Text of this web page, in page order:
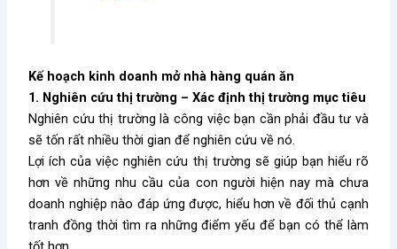
Kế hoạch kinh doanh mở nhà hàng quán ăn
1. Nghiên cứu thị trường – Xác định thị trường mục tiêu
Nghiên cứu thị trường là công việc bạn cần phải đầu tư và
sẽ tốn rất nhiều thời gian để nghiên cứu về nó.
Lợi ích của việc nghiên cứu thị trường sẽ giúp bạn hiểu rõ
hơn về những nhu cầu của con người hiện nay mà chưa
doanh nghiệp nào đáp ứng được, hiểu hơn về đối thủ cạnh
tranh đồng thời tìm ra những điểm yếu để bạn có thể làm